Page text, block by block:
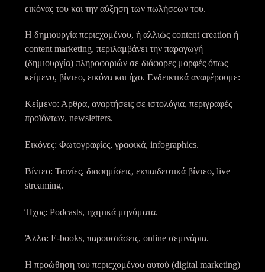
εικόνας του και την αύξηση των πωλήσεων του.
Η δημιουργία περιεχομένου, ή αλλιώς content creation ή
content marketing, περιλαμβάνει την παραγωγή
(δημιουργία) πληροφοριών σε διάφορες μορφές όπως
κείμενο, βίντεο, εικόνα και ήχο. Ενδεικτικά αναφέρουμε:
Κείμενο: Άρθρα, αναρτήσεις σε ιστολόγια, περιγραφές
προϊόντων, newsletters.
Εικόνες: Φωτογραφίες, γραφικά, infographics.
Βίντεο: Ταινίες, διαφημίσεις, εκπαιδευτικά βίντεο, live
streaming.
Ήχος: Podcasts, ηχητικά μηνύματα.
Άλλα: E-books, παρουσιάσεις, online σεμινάρια.
Η προώθηση του περιεχομένου αυτού (digital marketing)